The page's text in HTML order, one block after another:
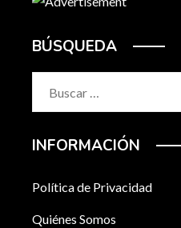
BÚSQUEDA
INFORMACIÓN
Política de Privacidad
Quiénes Somos